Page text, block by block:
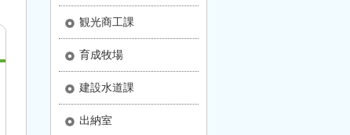
観光商工課
育成牧場
建設水道課
出納室